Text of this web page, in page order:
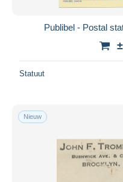
Publibel - Postal
Statuut
Nieuw